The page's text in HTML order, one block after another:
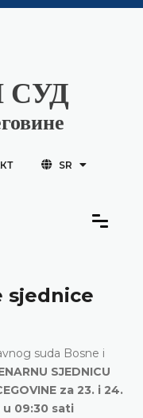
СУД
SR
sjednice
suda Bosne i
SJEDNICU
za 23. i 24.
09:30 sati